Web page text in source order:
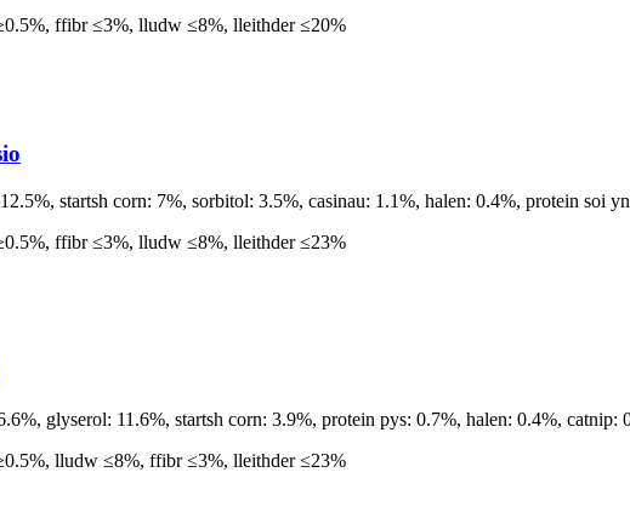
ffibr ≤3%, lludw ≤8%, lleithder ≤20%
startsh corn: 7%, sorbitol: 3.5%, casinau: 1.1%, halen: 0.4%, protein soi
ffibr ≤3%, lludw ≤8%, lleithder ≤23%
glyserol: 11.6%, startsh corn: 3.9%, protein pys: 0.7%, halen: 0.4%, catnip:
lludw ≤8%, ffibr ≤3%, lleithder ≤23%